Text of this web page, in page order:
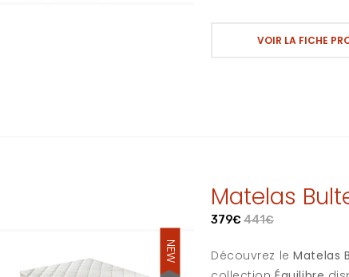
VOIR LA FICHE
NEW
Matelas
379€ 441€
Découvrez leMatelas